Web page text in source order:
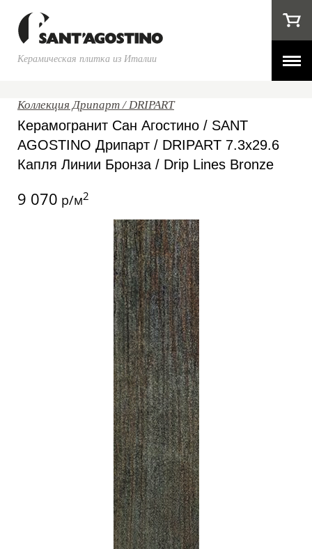
Керамическая плитка из Италии
Коллекция Дрипарт / DRIPART
Керамогранит Сан Агостино / SANT
AGOSTINO Дрипарт / DRIPART 7.3x29.6
Капля Линии Бронза / Drip Lines Bronze
9 070 р/м2